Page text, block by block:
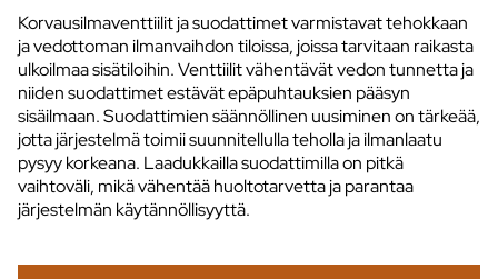
Korvausilmaventtiilit ja suodattimet varmistavat tehokkaan
ja vedottoman ilmanvaihdon tiloissa, joissa tarvitaan raikasta
ulkoilmaa sisätiloihin. Venttiilit vähentävät vedon tunnetta ja
niiden suodattimet estävät epäpuhtauksien pääsyn
sisäilmaan. Suodattimien säännöllinen uusiminen on tärkeää,
jotta järjestelmä toimii suunnitellulla teholla ja ilmanlaatu
pysyy korkeana. Laadukkailla suodattimilla on pitkä
vaihtoväli, mikä vähentää huoltotarvetta ja parantaa
järjestelmän käytännöllisyyttä.